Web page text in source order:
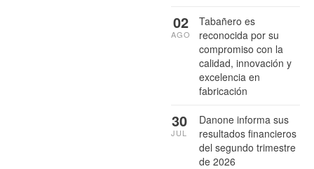
Tabañero es
reconocida por su
compromiso con la
calidad, innovación y
excelencia en
fabricación
02
AGO
Danone informa sus
resultados financieros
del segundo trimestre
de 2026
30
JUL